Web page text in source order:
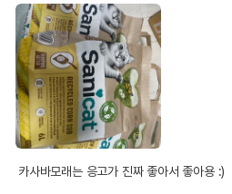
카사바모래는 응고가 진짜 좋아서 좋아용 :)